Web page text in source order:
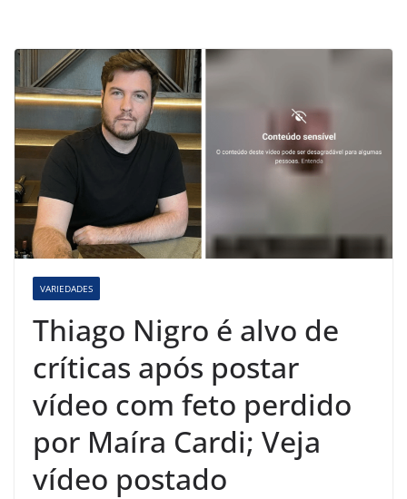
VARIEDADES
Thiago Nigro é alvo de
críticas após postar
vídeo com feto perdido
por Maíra Cardi; Veja
vídeo postado